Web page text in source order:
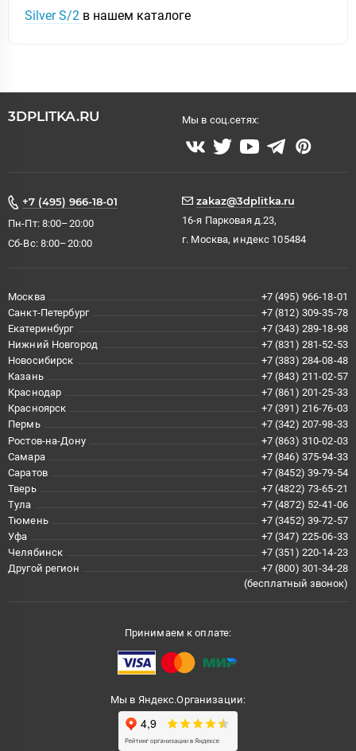
Silver S/2 в нашем каталоге
3DPLITKA.RU Мы в соц.сетях:
+7 (495) 966-18-01
Пн-Пт: 8:00–20:00
Сб-Вс: 8:00–20:00
zakaz@3dplitka.ru
16-я Парковая д.23,
г. Москва, индекс 105484
Москва
+7 (495) 966-18-01
Санкт-Петербург
+7 (812) 309-35-78
Екатеринбург
+7 (343) 289-18-98
Нижний Новгород
+7 (831) 281-52-53
Новосибирск
+7 (383) 284-08-48
Казань
+7 (843) 211-02-57
Краснодар
+7 (861) 201-25-33
Красноярск
+7 (391) 216-76-03
Пермь
+7 (342) 207-98-33
Ростов-на-Дону
+7 (863) 310-02-03
Самара
+7 (846) 375-94-33
Саратов
+7 (8452) 39-79-54
Тверь
+7 (4822) 73-65-21
Тула
+7 (4872) 52-41-06
Тюмень
+7 (3452) 39-72-57
Уфа
+7 (347) 225-06-33
Челябинск
+7 (351) 220-14-23
Другой регион
+7 (800) 301-34-28
(бесплатный звонок)
Принимаем к оплате:
Мы в Яндекс.Организации: